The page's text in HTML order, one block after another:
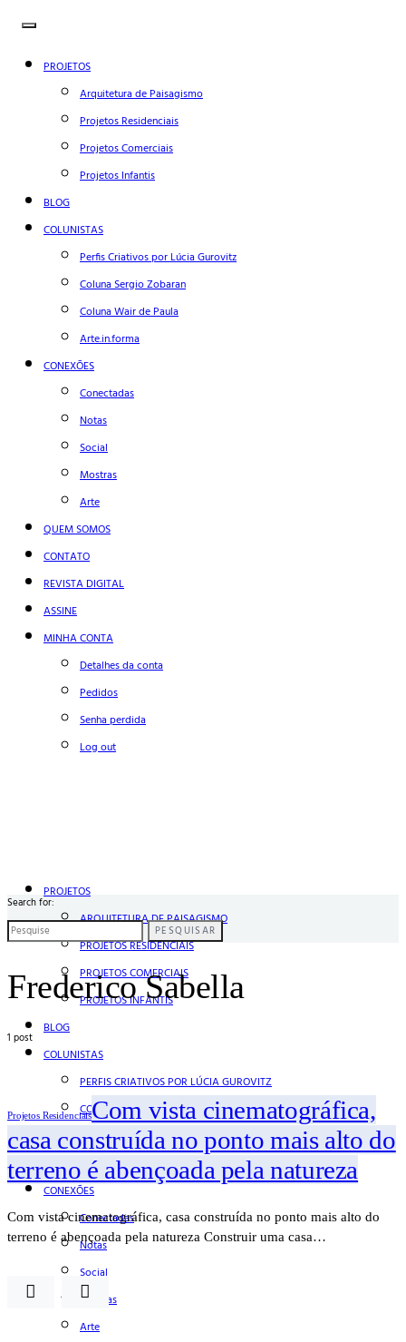
PROJETOS
Arquitetura de Paisagismo
Projetos Residenciais
Projetos Comerciais
Projetos Infantis
BLOG
COLUNISTAS
Perfis Criativos por Lúcia Gurovitz
Coluna Sergio Zobaran
Coluna Wair de Paula
Arte.in.forma
CONEXÕES
Conectadas
Notas
Social
Mostras
Arte
QUEM SOMOS
CONTATO
REVISTA DIGITAL
ASSINE
MINHA CONTA
Detalhes da conta
Pedidos
Senha perdida
Log out
PROJETOS
ARQUITETURA DE PAISAGISMO
PROJETOS RESIDENCIAIS
PROJETOS COMERCIAIS
PROJETOS INFANTIS
BLOG
COLUNISTAS
PERFIS CRIATIVOS POR LÚCIA GUROVITZ
COLUNA SERGIO ZOBARAN
COLUNA WAIR DE PAULA
ARTE.IN.FORMA
CONEXÕES
Conectadas
Notas
Social
Mostras
Arte
Search for:
PESQUISAR
Frederico Sabella
1 post
Projetos ResidenciaisCom vista cinematográfica,
casa construída no ponto mais alto do
terreno é abençoada pela natureza
Com vista cinematográfica, casa construída no ponto mais alto do
terreno é abençoada pela natureza Construir uma casa…